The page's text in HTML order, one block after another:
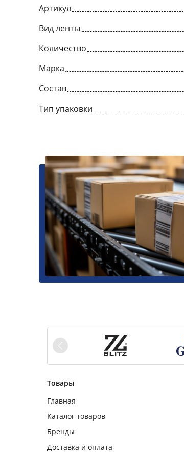
Артикул
Вид ленты
Количество
Марка
Состав
Тип упаковки
Товары
Главная
Каталог товаров
Бренды
Доставка и оплата